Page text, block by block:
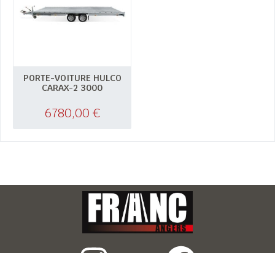
PORTE-VOITURE HULCO
CARAX-2 3000
6780,00 €